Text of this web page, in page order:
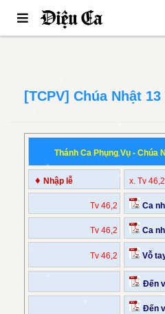
[TCPV] Chúa Nhật
Thánh Ca Phụng Vụ - Chúa
♦ Nhập lễ x. Tv 46,2
Tv 46,2 Ca
Tv 46,2 Ca
Tv 46,2 Vỗ
Đến
Đến